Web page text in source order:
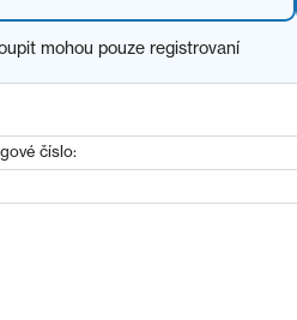
mohou pouze registrovaní
číslo: